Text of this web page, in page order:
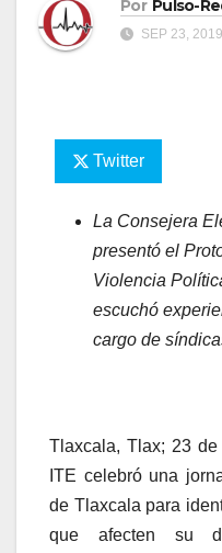
Por Pulso-
SEP 23, 2019
Twitter
La Consejera
presentó el
Violencia
escuchó
cargo de
Tlaxcala, Tlax; 23 de
ITE celebró una
de Tlaxcala para
que afecten su